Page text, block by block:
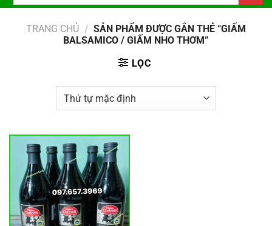
TRANG CHỦ / SẢN PHẨM ĐƯỢC GẮN THẺ “GIẤM
BALSAMICO / GIẤM NHO THƠM”
LỌC